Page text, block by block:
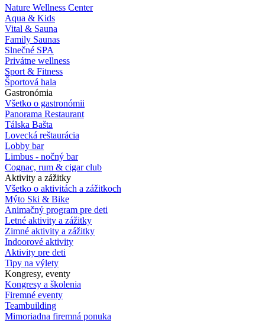
Nature Wellness Center
Aqua & Kids
Vital & Sauna
Family Saunas
Slnečné SPA
Privátne wellness
Sport & Fitness
Športová hala
Gastronómia
Všetko o gastronómii
Panorama Restaurant
Tálska Bašta
Lovecká reštaurácia
Lobby bar
Limbus - nočný bar
Cognac, rum & cigar club
Aktivity a zážitky
Všetko o aktivitách a zážitkoch
Mýto Ski & Bike
Animačný program pre deti
Letné aktivity a zážitky
Zimné aktivity a zážitky
Indoorové aktivity
Aktivity pre deti
Tipy na výlety
Kongresy, eventy
Kongresy a školenia
Firemné eventy
Teambuilding
Mimoriadna firemná ponuka